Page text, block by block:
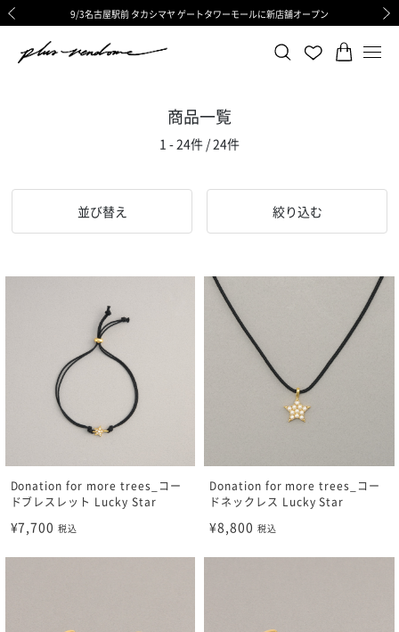
ギフトサービス 一部リニューアルと価格変更のお知らせ
令和8年熊本地震の影響による荷物のお届けについて
9/3名古屋駅前 タカシマヤ ゲートタワーモールに新店舗オープン
8/6渋谷ヒカリエ内ShinQs店 待望のリアル店舗オープン
ギフトサービス 一部リニューアルと価格変更のお知らせ
令和8年熊本地震の影響による荷物のお届けについて
商品一覧
1 - 24件 / 24件
並び替え 絞り込む
Donation for more trees_コー
ドブレスレット Lucky Star
¥7,700税込
Donation for more trees_コー
ドネックレス Lucky Star
¥8,800 税込